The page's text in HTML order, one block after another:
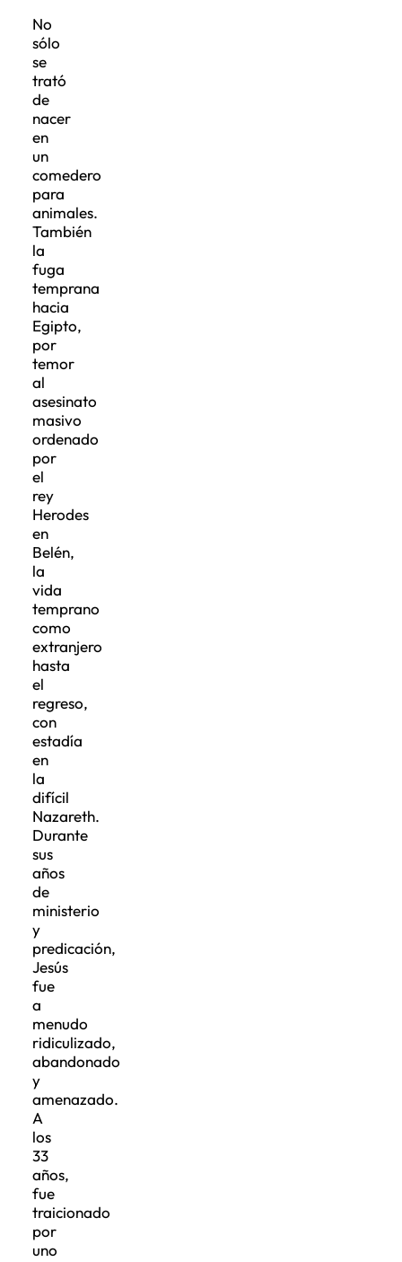
No
sólo
se
trató
de
nacer
en
un
comedero
para
animales.
También
la
fuga
temprana
hacia
Egipto,
por
temor
al
asesinato
masivo
ordenado
por
el
rey
Herodes
en
Belén,
la
vida
temprano
como
extranjero
hasta
el
regreso,
con
estadía
en
la
difícil
Nazareth.
Durante
sus
años
de
ministerio
y
predicación,
Jesús
fue
a
menudo
ridiculizado,
abandonado
y
amenazado.
A
los
33
años,
fue
traicionado
por
uno